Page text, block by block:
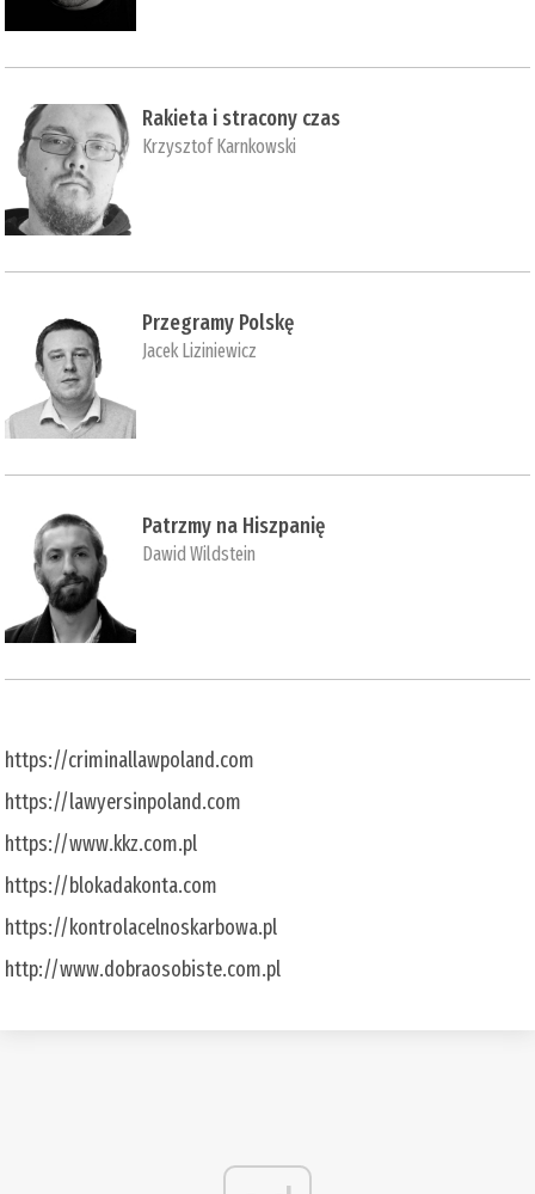
Rakieta i stracony czas
Krzysztof Karnkowski
Przegramy Polskę
Jacek Liziniewicz
Patrzmy na Hiszpanię
Dawid Wildstein
https://criminallawpoland.com
https://lawyersinpoland.com
https://www.kkz.com.pl
https://blokadakonta.com
https://kontrolacelnoskarbowa.pl
http://www.dobraosobiste.com.pl